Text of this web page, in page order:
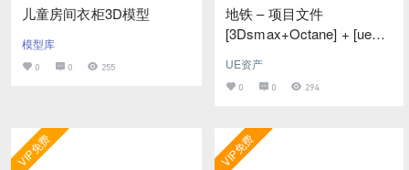
儿童房间衣柜3D模型
模型库
0 0 255
地铁 – 项目文件
[3Dsmax+Octane] + [ue工
UE资产
0 0 294
VIP免费 VIP免费